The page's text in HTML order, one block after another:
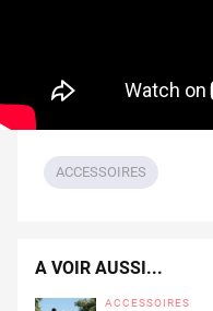
ACCESSOIRES
A VOIR AUSSI...
ACCESSOIRES